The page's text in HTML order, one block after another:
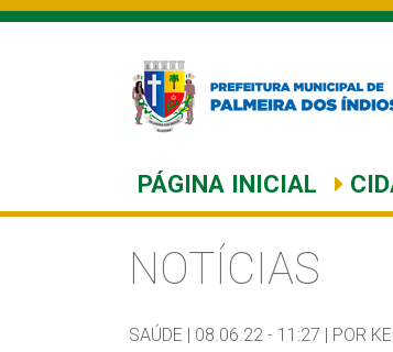
PÁGINA INICIAL
NOTÍCIAS
SAÚDE | 08.06.22 - 11:27 | POR